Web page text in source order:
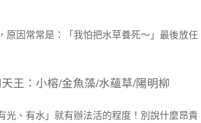
因常常是：「我怕把水草養死～」最後放任
、有水」就有辦法活的程度！別說什麼昂貴